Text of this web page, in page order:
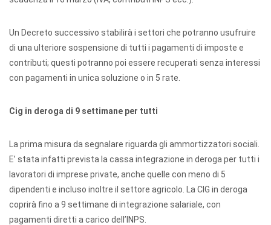
Un Decreto successivo stabilirà i settori che potranno usufruire
di una ulteriore sospensione di tutti i pagamenti di imposte e
contributi; questi potranno poi essere recuperati senza interessi
con pagamenti in unica soluzione o in 5 rate.
Cig in deroga di 9 settimane per tutti
La prima misura da segnalare riguarda gli ammortizzatori sociali.
E’ stata infatti prevista la cassa integrazione in deroga per tutti i
lavoratori di imprese private, anche quelle con meno di 5
dipendenti e incluso inoltre il settore agricolo. La CIG in deroga
coprirà fino a 9 settimane di integrazione salariale, con
pagamenti diretti a carico dell’INPS.